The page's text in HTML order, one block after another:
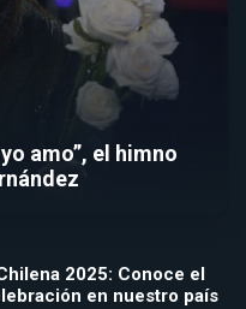
amo”, el himno
2025: Conoce el
en nuestro país